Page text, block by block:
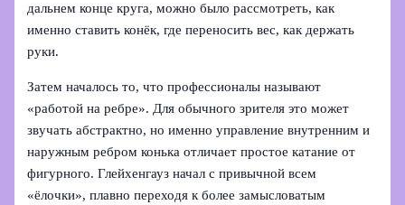
дальнем конце круга, можно было рассмотреть, как
именно ставить конёк, где переносить вес, как держать
руки.
Затем началось то, что профессионалы называют
«работой на ребре». Для обычного зрителя это может
звучать абстрактно, но именно управление внутренним и
наружным ребром конька отличает простое катание от
фигурного. Глейхенгауз начал с привычной всем
«ёлочки», плавно переходя к более замысловатым